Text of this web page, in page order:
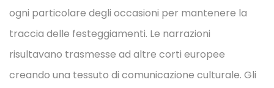
ogni particolare degli occasioni per mantenere la
traccia delle festeggiamenti. Le narrazioni
risultavano trasmesse ad altre corti europee
creando una tessuto di comunicazione culturale. Gli